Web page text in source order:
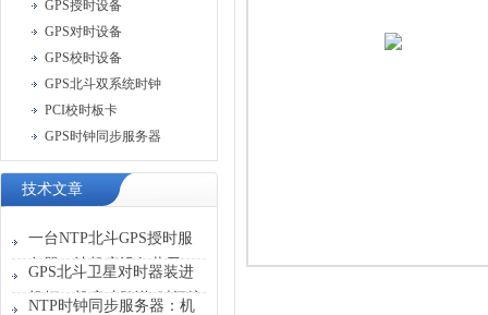
GPS授时设备
GPS对时设备
GPS校时设备
GPS北斗双系统时钟
PCI校时板卡
GPS时钟同步服务器
技术文章
一台NTP北斗GPS授时服
务器，让机房设备共用一
张“时刻表”
GPS北斗卫星对时器装进
机柜，机房才敢说“时间统
NTP时钟同步服务器：机